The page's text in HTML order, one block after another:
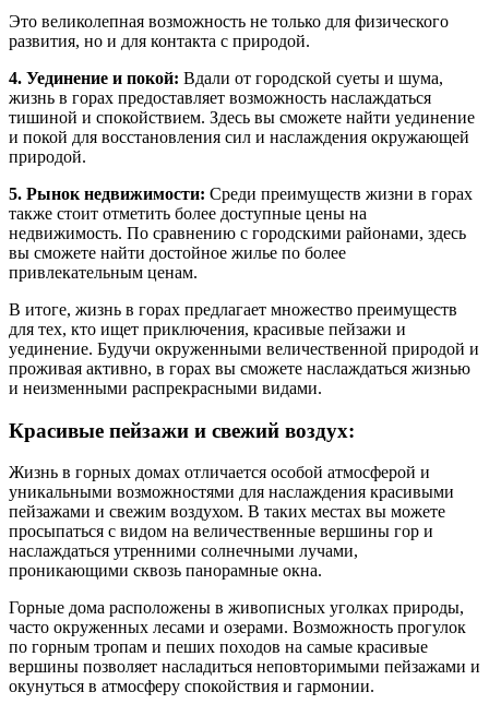
Это великолепная возможность не только для физического
развития, но и для контакта с природой.
4. Уединение и покой: Вдали от городской суеты и шума,
жизнь в горах предоставляет возможность наслаждаться
тишиной и спокойствием. Здесь вы сможете найти уединение
и покой для восстановления сил и наслаждения окружающей
природой.
5. Рынок недвижимости: Среди преимуществ жизни в горах
также стоит отметить более доступные цены на
недвижимость. По сравнению с городскими районами, здесь
вы сможете найти достойное жилье по более
привлекательным ценам.
В итоге, жизнь в горах предлагает множество преимуществ
для тех, кто ищет приключения, красивые пейзажи и
уединение. Будучи окруженными величественной природой и
проживая активно, в горах вы сможете наслаждаться жизнью
и неизменными распрекрасными видами.
Красивые пейзажи и свежий воздух:
Жизнь в горных домах отличается особой атмосферой и
уникальными возможностями для наслаждения красивыми
пейзажами и свежим воздухом. В таких местах вы можете
просыпаться с видом на величественные вершины гор и
наслаждаться утренними солнечными лучами,
проникающими сквозь панорамные окна.
Горные дома расположены в живописных уголках природы,
часто окруженных лесами и озерами. Возможность прогулок
по горным тропам и пеших походов на самые красивые
вершины позволяет насладиться неповторимыми пейзажами и
окунуться в атмосферу спокойствия и гармонии.